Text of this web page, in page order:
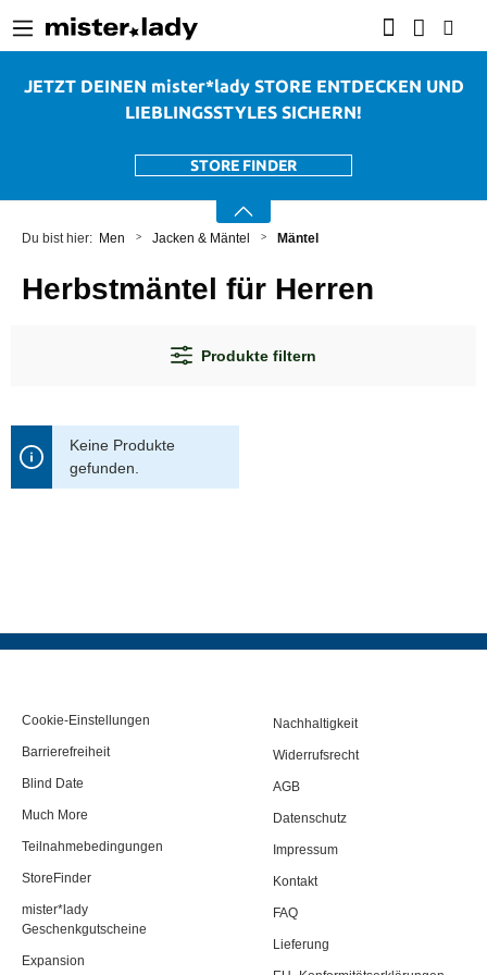
JETZT DEINEN mister*lady STORE ENTDECKEN UND
LIEBLINGSSTYLES SICHERN!
STORE FINDER
Men Jacken & Mäntel Mäntel
Herbstmäntel für Herren
Produkte filtern
Keine Produkte
gefunden.
Cookie-Einstellungen
Barrierefreiheit
Blind Date
Much More
Teilnahmebedingungen
StoreFinder
mister*lady
Geschenkgutscheine
Expansion
Nachhaltigkeit
Widerrufsrecht
AGB
Datenschutz
Impressum
Kontakt
FAQ
Lieferung